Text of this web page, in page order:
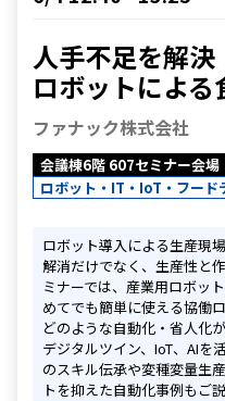
人手不足を解
ロボットによ
ファナック株式会社
会議棟6階 607セミナー会場
ロボット・IT・IoT・フード
ロボット導入による生産現
解消だけでなく、生産性と
ミナーでは、産業用ロボッ
めてでも簡単に使える協働
どのような自動化・省人化
デジタルツイン、IoT、AIを
のスキル伝承や変種変量生
トを抑えた自動化事例もご説